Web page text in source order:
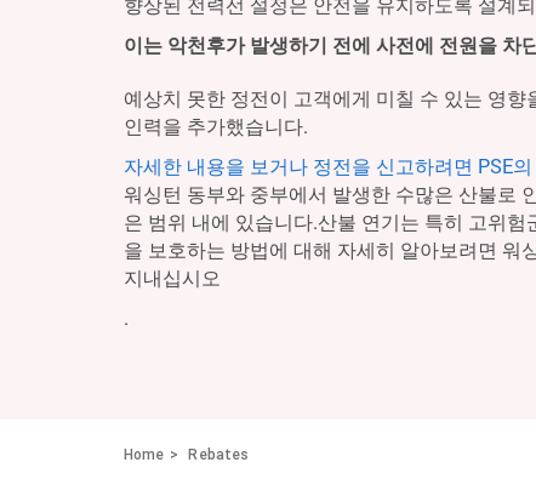
이는 악천후가 발생하기 전에 사전에 전원을 차
예상치 못한 정전이 고객에게 미칠 수 있는 영
인력을 추가했습니다.
자세한 내용을 보거나 정전을 신고하려면 PSE
워싱턴 동부와 중부에서 발생한 수많은 산불로
은 범위 내에 있습니다.산불 연기는 특히 고위
을 보호하는 방법에 대해 자세히 알아보려면 워
지내십시오
.
Home Rebates